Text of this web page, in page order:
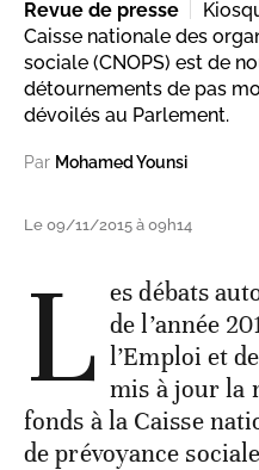
Revue de presse
Caisse nationale des
sociale (CNOPS) est de
détournements de pas
dévoilés au Parlement.
Par Mohamed Younsi
Le 09/11/2015 à 09h14
L es débats
de l’année
l’Emploi et
mis à jour la
fonds à la Caisse
de prévoyance